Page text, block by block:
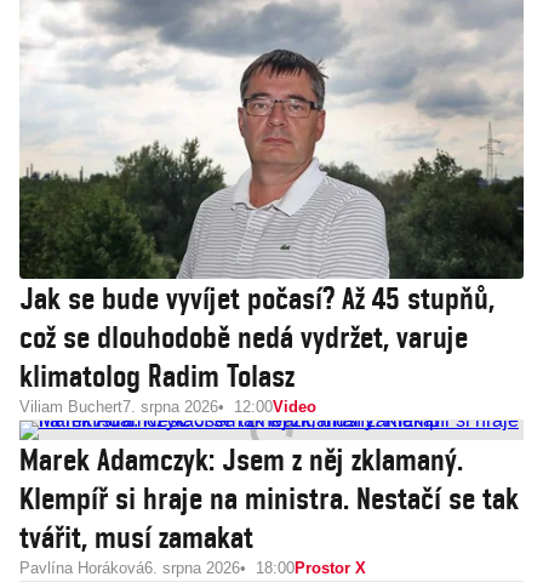
Jak se bude vyvíjet počasí? Až 45 stupňů,
což se dlouhodobě nedá vydržet, varuje
klimatolog Radim Tolasz
Viliam Buchert7. srpna 2026 12:00Video
Marek Adamczyk: Jsem z něj zklamaný.
Klempíř si hraje na ministra. Nestačí se tak
tvářit, musí zamakat
Pavlína Horáková6. srpna 2026 18:00Prostor X